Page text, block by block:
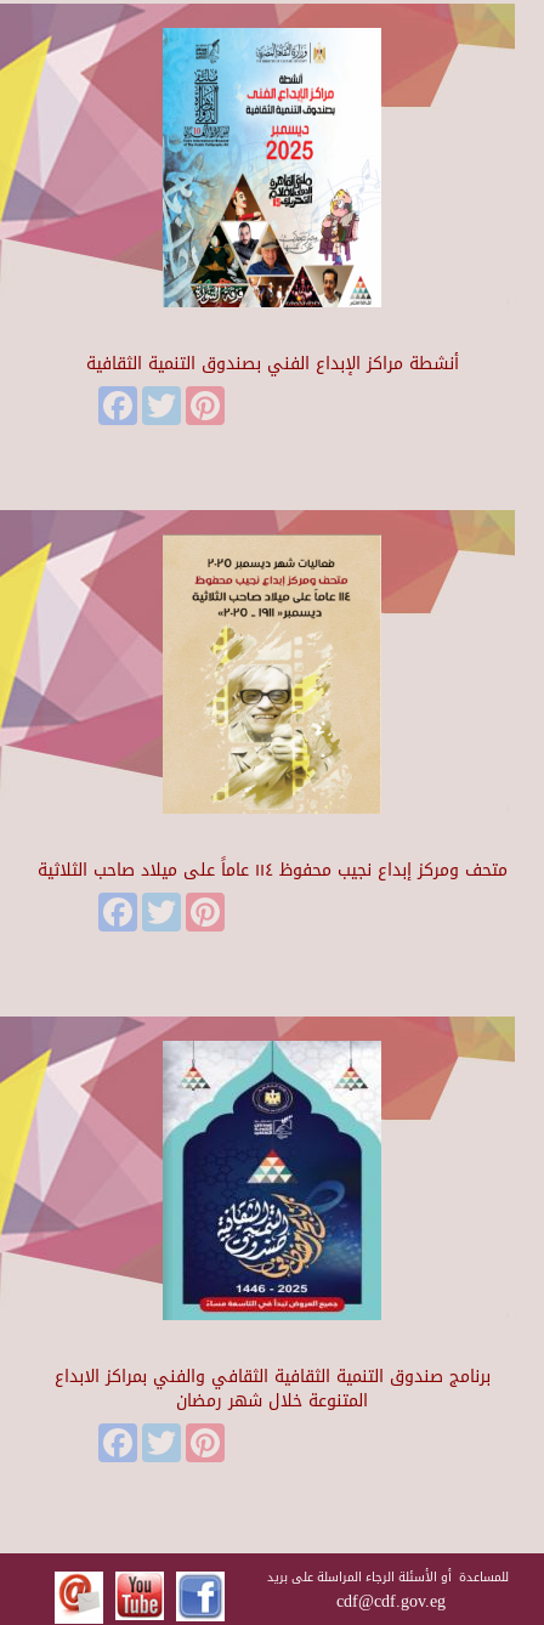
أنشطة مراكز الإبداع الفني بصندوق التنمية الثقافية
FacebookTwitter
متحف ومركز إبداع نجيب محفوظ ١١٤ عاماً على ميلاد صاحب الثلاثية
FacebookTwitter
برنامج صندوق التنمية الثقافية الثقافي والفني بمراكز الابداع
المتنوعة خلال شهر رمضان
FacebookTwitter
للمساعدة أو الأسئلة الرجاء المراسلة على بريد
cdf@cdf.gov.eg